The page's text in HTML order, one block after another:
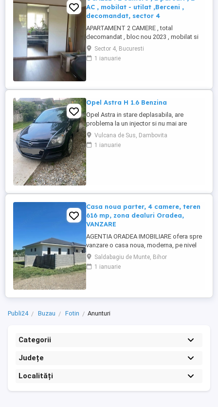
AC , mobilat - utilat ,Berceni ,
decomandat, sector 4
APARTAMENT 2 CAMERE , total
decomandat , bloc nou 2023 , mobilat si
utilat modern . Parter inalt din 8 , sector 4 ,
Berceni , 2 PARCARI - 32 + 33 [ se vad in
poza ] ,Cavar Residence , mall GRAND
in curtea interioara. ...
Sector 4, Bucuresti
1 ianuarie
Opel Astra H 1.6 Benzina
Opel Astra in stare deplasabila, are
problema la un injector si nu mai are
putere dar se poate deplasa, pretul este
negociabil la fata locului, masina are si
instalație Gpl omologată.
Vulcana de Sus, Dambovita
1 ianuarie
Casa noua parter, 4 camere, teren
616 mp, zona dealuri Oradea,
VANZARE
AGENTIA ORADEA IMOBILIARE ofera spre
vanzare o casa noua, moderna, pe nivel
parter, finisata, situata intr-o zona
rezidentiala in plina dezvoltare, in
apropiere de intersectia str. Izvorului cu
situata la 3,5 km de B-dul ...
Saldabagiu de Munte, Bihor
1 ianuarie
Publi24 Buzau Fotin Anunturi
Categorii
Județe
Localități